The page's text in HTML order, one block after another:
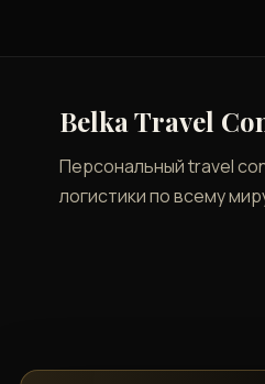
Belka Travel
Персональный travel
логистики по всему